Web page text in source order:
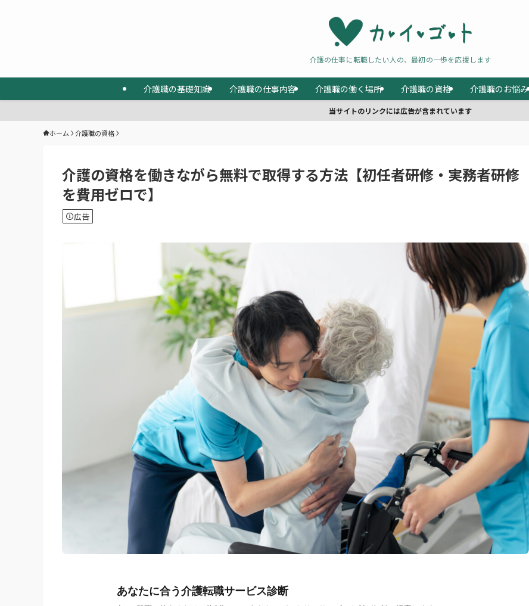
介護の仕事に転職したい人の、最初の一歩を応援します
介護職の基礎知識 介護職の仕事内容 介護職の働く場所 介護職の資格 介護職のお悩み
当サイトのリンクには広告が含まれています
ホーム 介護職の資格
介護の資格を働きながら無料で取得する方法【初任者研修・実務者研修
を費用ゼロで】
広告
あなたに合う介護転職サービス診断